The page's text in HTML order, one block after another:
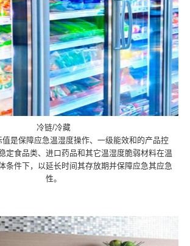
冷链/冷藏
是保障应急温湿度操作、一级能效和的产品控
定食品类、进口药品和其它温湿度脆弱材料在温
条件下，以延长时间其存放期并保障应急其应急
性。